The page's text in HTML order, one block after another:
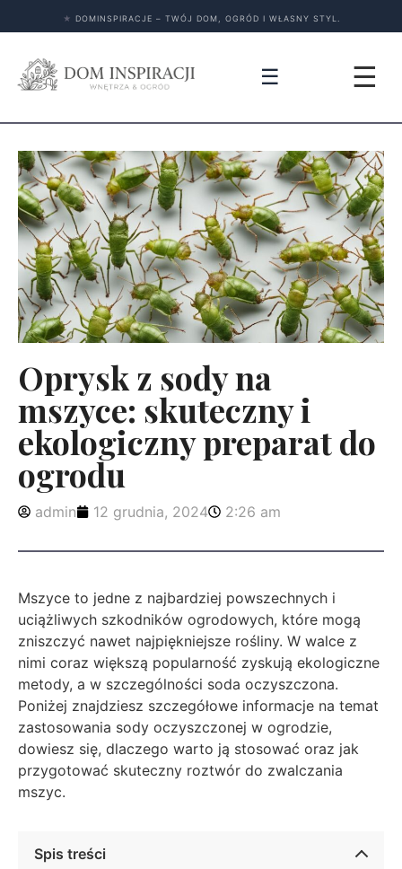
★ DOMINSPIRACJE – TWÓJ DOM, OGRÓD I WŁASNY STYL.
☰ ☰
Oprysk z sody na
mszyce: skuteczny i
ekologiczny preparat do
ogrodu
admin 12 grudnia, 2024 2:26 am
Mszyce to jedne z najbardziej powszechnych i
uciążliwych szkodników ogrodowych, które mogą
zniszczyć nawet najpiękniejsze rośliny. W walce z
nimi coraz większą popularność zyskują ekologiczne
metody, a w szczególności soda oczyszczona.
Poniżej znajdziesz szczegółowe informacje na temat
zastosowania sody oczyszczonej w ogrodzie,
dowiesz się, dlaczego warto ją stosować oraz jak
przygotować skuteczny roztwór do zwalczania
mszyc.
Spis treści